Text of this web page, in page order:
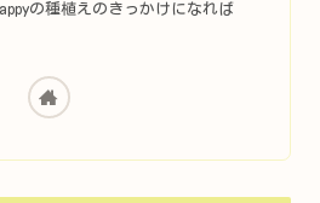
の種植えのきっかけになれば